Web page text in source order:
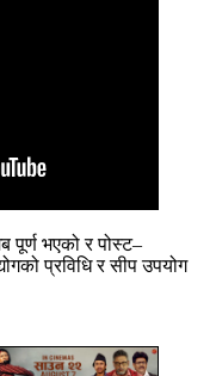
भएको र पोस्ट–
प्रविधि र सीप उपयोग